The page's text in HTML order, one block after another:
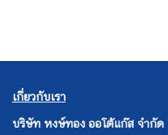
เกี่ยวกับเรา
บริษัท หงษ์ทอง ออโต้แก๊ส จำกัด